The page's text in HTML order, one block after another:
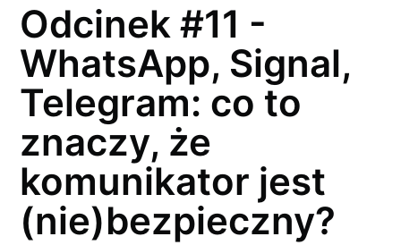
Odcinek #11 -
WhatsApp, Signal,
Telegram: co to
znaczy, że
komunikator jest
(nie)bezpieczny?